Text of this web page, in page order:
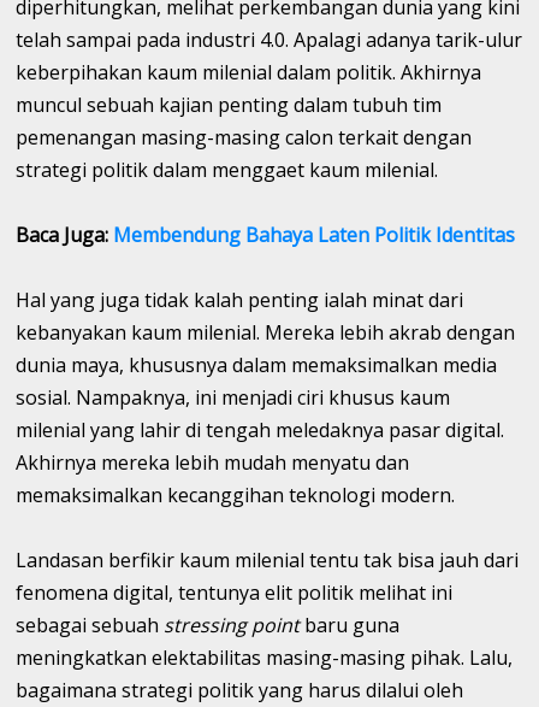
diperhitungkan, melihat perkembangan dunia yang kini
telah sampai pada industri 4.0. Apalagi adanya tarik-ulur
keberpihakan kaum milenial dalam politik. Akhirnya
muncul sebuah kajian penting dalam tubuh tim
pemenangan masing-masing calon terkait dengan
strategi politik dalam menggaet kaum milenial.
Baca Juga: Membendung Bahaya Laten Politik Identitas
Hal yang juga tidak kalah penting ialah minat dari
kebanyakan kaum milenial. Mereka lebih akrab dengan
dunia maya, khususnya dalam memaksimalkan media
sosial. Nampaknya, ini menjadi ciri khusus kaum
milenial yang lahir di tengah meledaknya pasar digital.
Akhirnya mereka lebih mudah menyatu dan
memaksimalkan kecanggihan teknologi modern.
Landasan berfikir kaum milenial tentu tak bisa jauh dari
fenomena digital, tentunya elit politik melihat ini
sebagai sebuah stressing pointbaru guna
meningkatkan elektabilitas masing-masing pihak. Lalu,
bagaimana strategi politik yang harus dilalui oleh